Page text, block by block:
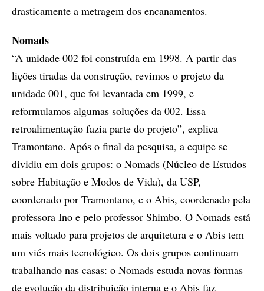
drasticamente a metragem dos encanamentos.
Nomads
“A unidade 002 foi construída em 1998. A partir das
lições tiradas da construção, revimos o projeto da
unidade 001, que foi levantada em 1999, e
reformulamos algumas soluções da 002. Essa
retroalimentação fazia parte do projeto”, explica
Tramontano. Após o final da pesquisa, a equipe se
dividiu em dois grupos: o Nomads (Núcleo de Estudos
sobre Habitação e Modos de Vida), da USP,
coordenado por Tramontano, e o Abis, coordenado pela
professora Ino e pelo professor Shimbo. O Nomads está
mais voltado para projetos de arquitetura e o Abis tem
um viés mais tecnológico. Os dois grupos continuam
trabalhando nas casas: o Nomads estuda novas formas
de evolução da distribuição interna e o Abis faz